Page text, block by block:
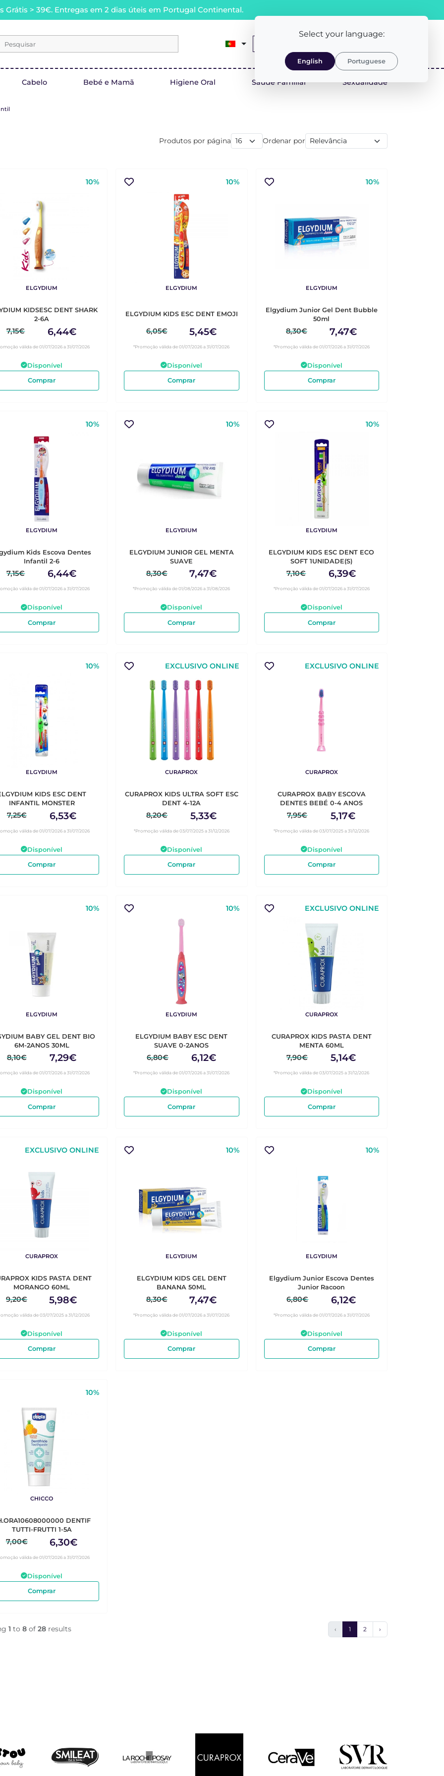
Select your language:
English Portuguese
Grátis > 39€. Entregas em 2 dias úteis em Portugal Continental.
Pesquisar
0
Cabelo Bebé e Mamã Higiene Oral Saúde Familiar Sexualidade
Produtos por página Ordenar por
10%
ELGYDIUM
KIDSESC DENT SHARK
2-6A
7,15€ 6,44€
válida de 01/07/2026 a 31/07/2026
Disponível
Comprar
10%
ELGYDIUM
ELGYDIUM KIDS ESC DENT EMOJI
6,05€ 5,45€
*Promoção válida de 01/07/2026 a 31/07/2026
Disponível
Comprar
10%
ELGYDIUM
Elgydium Junior Gel Dent Bubble
50ml
8,30€ 7,47€
*Promoção válida de 01/07/2026 a 31/07/2026
Disponível
Comprar
10%
ELGYDIUM
Kids Escova Dentes
Infantil 2-6
7,15€ 6,44€
válida de 01/07/2026 a 31/07/2026
Disponível
Comprar
10%
ELGYDIUM
ELGYDIUM JUNIOR GEL MENTA
SUAVE
8,30€ 7,47€
*Promoção válida de 01/08/2026 a 31/08/2026
Disponível
Comprar
10%
ELGYDIUM
ELGYDIUM KIDS ESC DENT ECO
SOFT 1UNIDADE(S)
7,10€ 6,39€
*Promoção válida de 01/07/2026 a 31/07/2026
Disponível
Comprar
10%
ELGYDIUM
KIDS ESC DENT
INFANTIL MONSTER
7,25€ 6,53€
válida de 01/07/2026 a 31/07/2026
Disponível
Comprar
EXCLUSIVO ONLINE
CURAPROX
CURAPROX KIDS ULTRA SOFT ESC
DENT 4-12A
8,20€ 5,33€
*Promoção válida de 03/07/2025 a 31/12/2026
Disponível
Comprar
EXCLUSIVO ONLINE
CURAPROX
CURAPROX BABY ESCOVA
DENTES BEBÉ 0-4 ANOS
7,95€ 5,17€
*Promoção válida de 03/07/2025 a 31/12/2026
Disponível
Comprar
10%
ELGYDIUM
BABY GEL DENT BIO
6M-2ANOS 30ML
8,10€ 7,29€
válida de 01/07/2026 a 31/07/2026
Disponível
Comprar
10%
ELGYDIUM
ELGYDIUM BABY ESC DENT
SUAVE 0-2ANOS
6,80€ 6,12€
*Promoção válida de 01/07/2026 a 31/07/2026
Disponível
Comprar
EXCLUSIVO ONLINE
CURAPROX
CURAPROX KIDS PASTA DENT
MENTA 60ML
7,90€ 5,14€
*Promoção válida de 03/07/2025 a 31/12/2026
Disponível
Comprar
EXCLUSIVO ONLINE
CURAPROX
KIDS PASTA DENT
MORANGO 60ML
9,20€ 5,98€
válida de 03/07/2025 a 31/12/2026
Disponível
Comprar
10%
ELGYDIUM
ELGYDIUM KIDS GEL DENT
BANANA 50ML
8,30€ 7,47€
*Promoção válida de 01/07/2026 a 31/07/2026
Disponível
Comprar
10%
ELGYDIUM
Elgydium Junior Escova Dentes
Junior Racoon
6,80€ 6,12€
*Promoção válida de 01/07/2026 a 31/07/2026
Disponível
Comprar
10%
CHICCO
DENTIF
TUTTI-FRUTTI 1-5A
7,00€ 6,30€
válida de 01/07/2026 a 31/07/2026
Disponível
Comprar
1 to 8 of 28 results ‹ 1 2 ›